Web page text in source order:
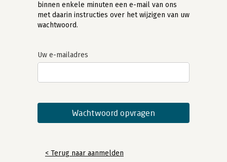
binnen enkele minuten een e-mail van ons
met daarin instructies over het wijzigen van uw
wachtwoord.
Uw e-mailadres
< Terug naar aanmelden